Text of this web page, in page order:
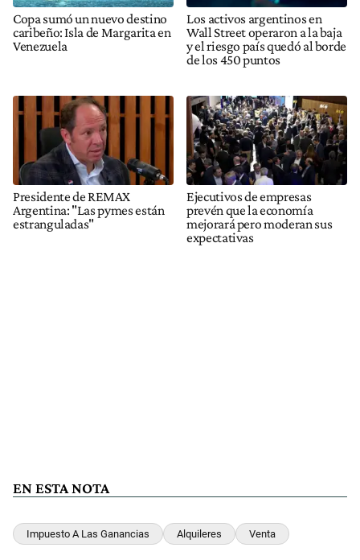
Copa sumó un nuevo destino
caribeño: Isla de Margarita en
Venezuela
Los activos argentinos en
Wall Street operaron a la baja
y el riesgo país quedó al borde
de los 450 puntos
Presidente de REMAX
Argentina: "Las pymes están
estranguladas"
Ejecutivos de empresas
prevén que la economía
mejorará pero moderan sus
expectativas
EN ESTA NOTA
Impuesto A Las Ganancias Alquileres Venta